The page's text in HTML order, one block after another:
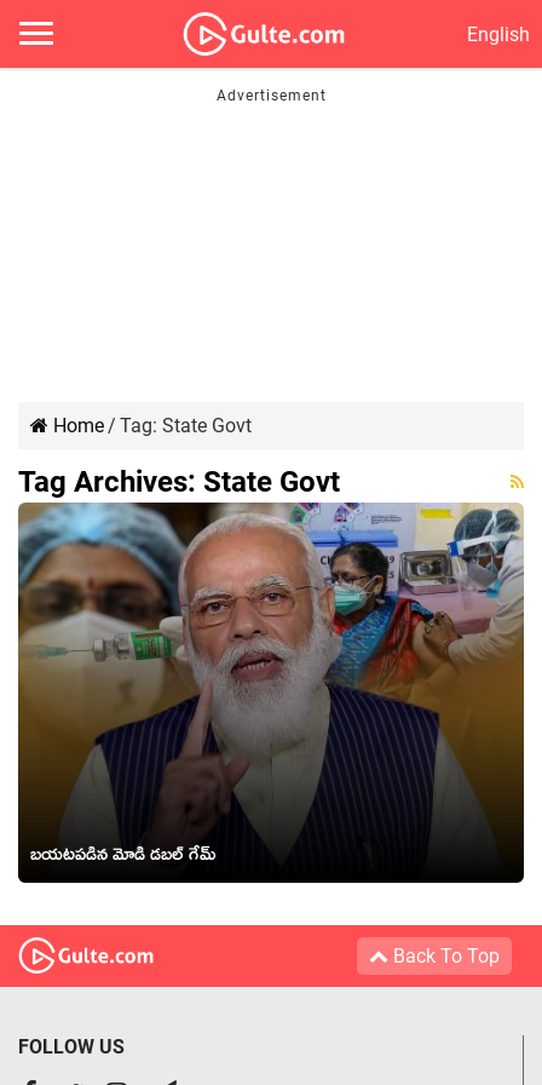
English
Home/ Tag: State Govt
Tag Archives: State Govt
బయటపడిన మోడి డబల్ గేమ్
Back To Top
FOLLOW US